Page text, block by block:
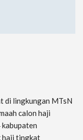
di lingkungan MTsN
calon haji
kabupaten
haji tingkat